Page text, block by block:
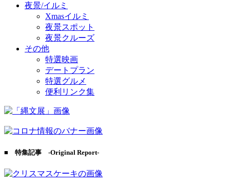
夜景/イルミ
Xmasイルミ
夜景スポット
夜景クルーズ
その他
特選映画
デートプラン
特選グルメ
便利リンク集
■ 特集記事 -Original Report-